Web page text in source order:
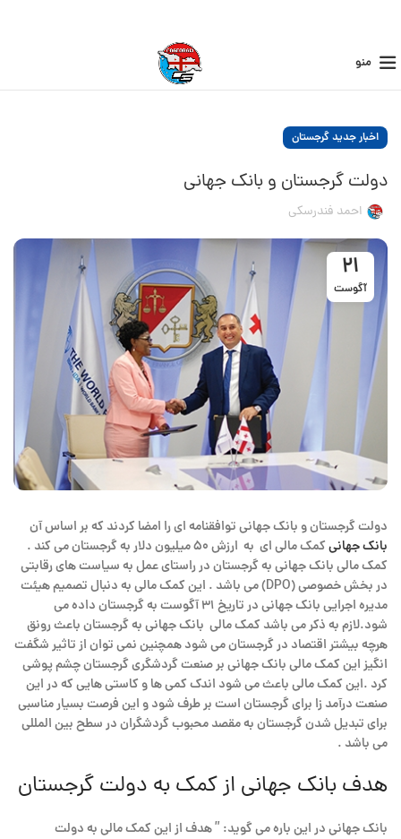
منو
اخبار جدید گرجستان
دولت گرجستان و بانک جهانی
احمد فندرسکی
21
آگوست
دولت گرجستان و بانک جهانی توافقنامه ای را امضا کردند که بر اساس آن
بانک جهانی
کمک مالی ای به ارزش ۵۰ میلیون دلار به گرجستان می کند .
کمک مالی بانک جهانی به گرجستان در راستای عمل به سیاست های رقابتی
در بخش خصوصی (DPO) می باشد . این کمک مالی به دنبال تصمیم هیئت
مدیره اجرایی بانک جهانی در تاریخ ۳۱ آگوست به گرجستان داده می
شود.لازم به ذکر می باشد کمک مالی بانک جهانی به گرجستان باعث رونق
هرچه بیشتر اقتصاد در گرجستان می شود همچنین نمی توان از تاثیر شگفت
انگیز این کمک مالی بانک جهانی بر صنعت گردشگری گرجستان چشم پوشی
کرد .این کمک مالی باعث می شود اندک کمی ها و کاستی هایی که در این
صنعت درآمد زا برای گرجستان است بر طرف شود و این فرصت بسیار مناسبی
برای تبدیل شدن گرجستان به مقصد محبوب گردشگران در سطح بین المللی
می باشد .
هدف بانک جهانی از کمک به دولت گرجستان
بانک جهانی در این باره می گوید: ” هدف از این کمک مالی به دولت